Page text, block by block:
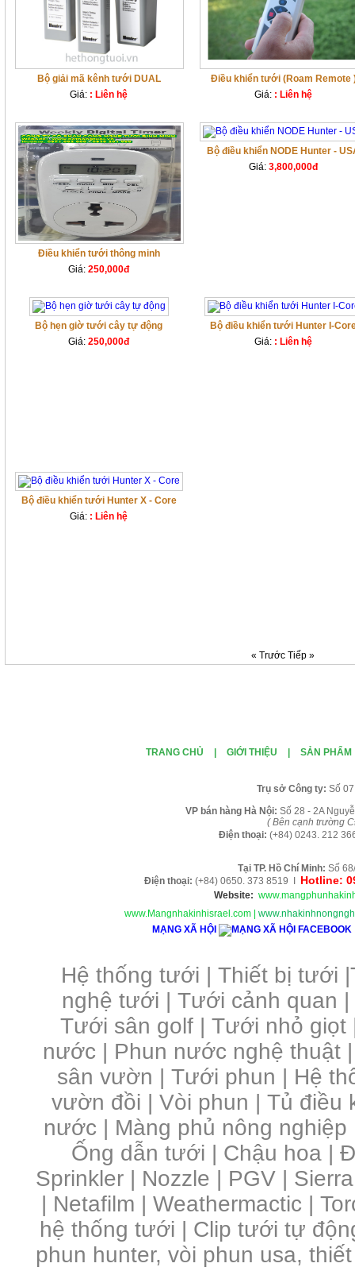
Bộ giải mã kênh tưới DUAL
Giá: : Liên hệ
Điều khiển tưới (Roam Remote
Giá: : Liên hệ
Điều khiển tưới thông minh
Giá:250,000đ
Bộ điều khiển NODE Hunter -
Giá:3,800,000đ
Bộ hẹn giờ tưới cây tự động
Giá:250,000đ
Bộ điều khiển tưới Hunter I-
Giá: : Liên hệ
Bộ điều khiển tưới Hunter X - Core
Giá: : Liên hệ
« TrướcTiếp »
TRANG CHỦ GIỚI THIỆU SẢN PHẨM
Trụ sở Công ty: Số
VP bán hàng Hà Nội: Số 28 - 2A
( Bên cạnh trường
Điện thoại: (+84) 0243. 212
Tại TP. H ồ Chí Minh: Số
Điện thoại: (+84) 0650. 373 8519 I Hotline:
Website:
www.Mangnhakinhisrael.com
MẠNG XÃ HỘI
Hệ thống tưới | Thiết bị tưới |
nghệ tưới | Tưới cảnh quan |
Tưới sân golf |Tưới nhỏ giọt
nước | Phun nước nghệ thuật
sân vườn |Tưới phun | Hệ
vườn đồi | Vòi phun | Tủ điều
nước | Màng phủ nông
Ống dẫn tưới | Chậu hoa |
Sprinkler | Nozzle | PGV |
| Netafilm | Weathermactic |
hệ thống tưới | Clip tưới tự
phun hunter, vòi phun usa,